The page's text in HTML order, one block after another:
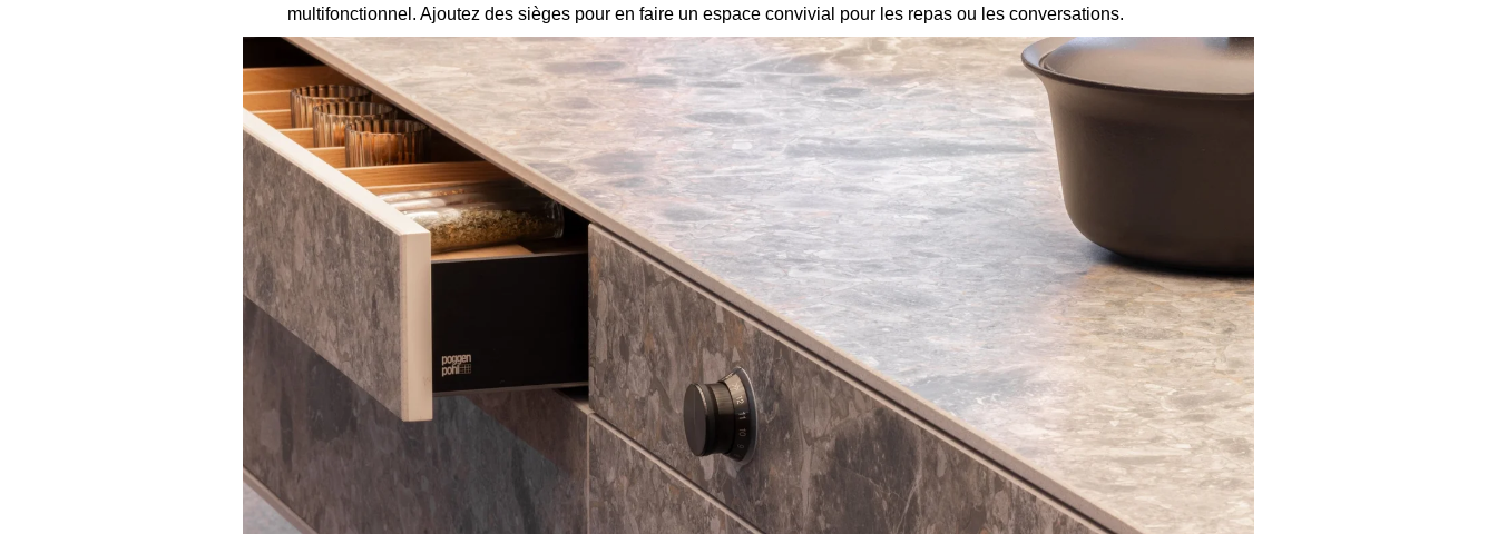
multifonctionnel. Ajoutez des sièges pour en faire un espace convivial pour les repas ou les conversations.